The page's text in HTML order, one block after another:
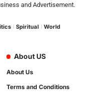
and Advertisement.
Spiritual World
About US
About Us
Terms and Conditions